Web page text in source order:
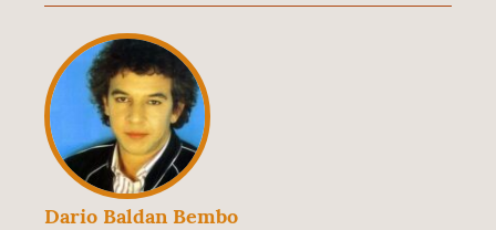
Dario Baldan Bembo